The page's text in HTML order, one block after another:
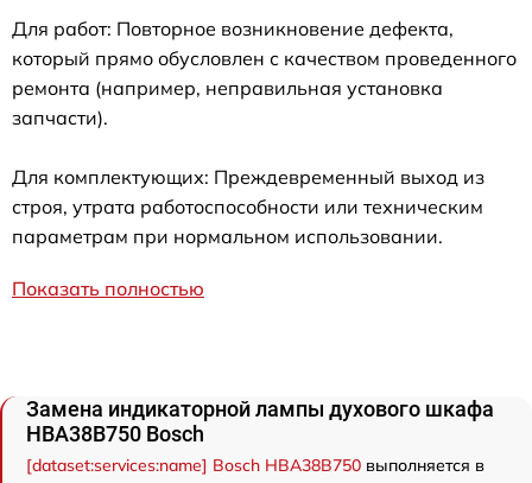
Для работ: Повторное возникновение дефекта,
который прямо обусловлен с качеством проведенного
ремонта (например, неправильная установка
запчасти).
Для комплектующих: Преждевременный выход из
строя, утрата работоспособности или техническим
параметрам при нормальном использовании.
Показать полностью
Замена индикаторной лампы духового шкафа
HBA38B750 Bosch
[dataset:services:name] Bosch HBA38B750 выполняется в